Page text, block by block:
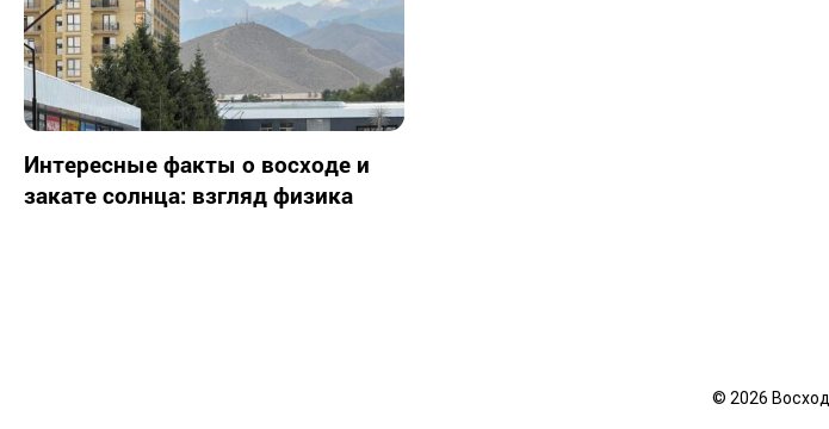
Интересные факты о восходе и
закате солнца: взгляд физика
© 2026